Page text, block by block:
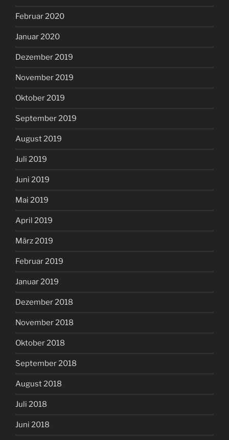
Februar 2020
Januar 2020
Dezember 2019
November 2019
Oktober 2019
September 2019
August 2019
Juli 2019
Juni 2019
Mai 2019
April 2019
März 2019
Februar 2019
Januar 2019
Dezember 2018
November 2018
Oktober 2018
September 2018
August 2018
Juli 2018
Juni 2018